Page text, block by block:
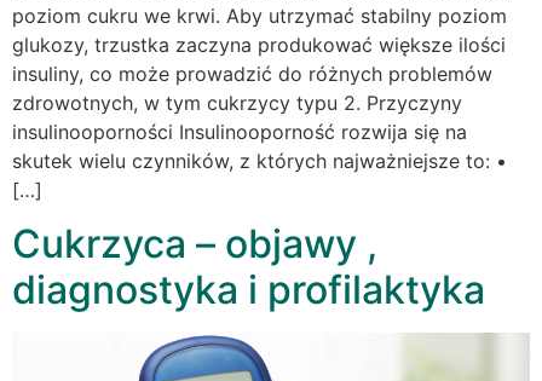
poziom cukru we krwi. Aby utrzymać stabilny poziom
glukozy, trzustka zaczyna produkować większe ilości
insuliny, co może prowadzić do różnych problemów
zdrowotnych, w tym cukrzycy typu 2. Przyczyny
insulinooporności Insulinooporność rozwija się na
skutek wielu czynników, z których najważniejsze to: •
[…]
Cukrzyca – objawy ,
diagnostyka i profilaktyka